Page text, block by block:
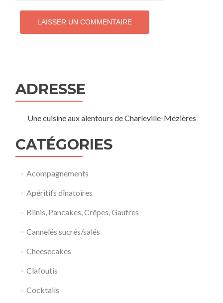
ADRESSE
Une cuisine aux alentours de Charleville-Mézières
CATÉGORIES
Acompagnements
Apéritifs dînatoires
Blinis, Pancakes, Crêpes, Gaufres
Cannelés sucrés/salés
Cheesecakes
Clafoutis
Cocktails